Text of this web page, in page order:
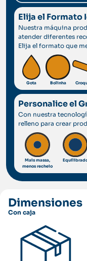
Elija el Formato
Nuestra máquina
atender diferentes
Elija el formato que
Gota Bolinha
Personalice el
Con nuestra
relleno para crear
Mais massa,
menos recheio
Dimensiones
Con caja